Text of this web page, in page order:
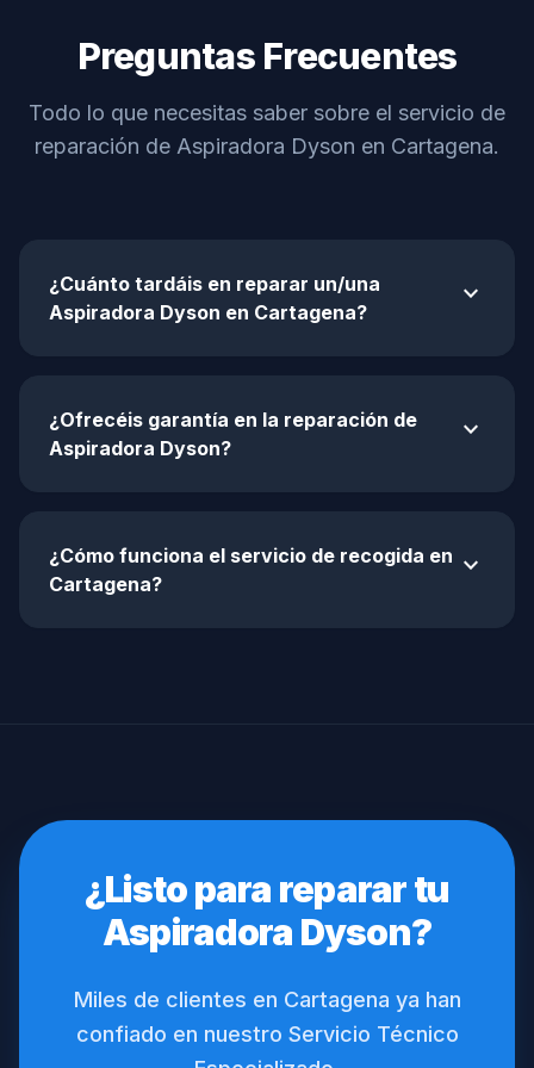
Preguntas Frecuentes
Todo lo que necesitas saber sobre el servicio de
reparación de Aspiradora Dyson en Cartagena.
¿Cuánto tardáis en reparar un/una
Aspiradora Dyson en Cartagena?
expand_more
¿Ofrecéis garantía en la reparación de
Aspiradora Dyson?
expand_more
¿Cómo funciona el servicio de recogida en
Cartagena?
expand_more
¿Listo para reparar tu
Aspiradora Dyson?
Miles de clientes en Cartagena ya han
confiado en nuestro Servicio Técnico